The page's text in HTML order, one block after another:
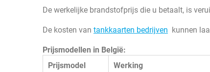
De werkelijke brandstofprijs die u betaalt, is
De kosten van tankkaarten bedrijven kunnen
Prijsmodellen in België:
Prijsmodel
Werking